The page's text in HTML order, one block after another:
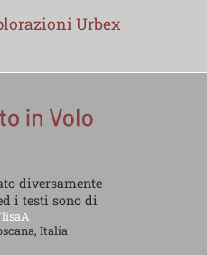
Urbex
diversamente
i testi sono di
Italia